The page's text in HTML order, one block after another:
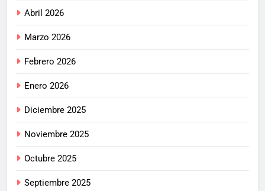
Abril 2026
Marzo 2026
Febrero 2026
Enero 2026
Diciembre 2025
Noviembre 2025
Octubre 2025
Septiembre 2025